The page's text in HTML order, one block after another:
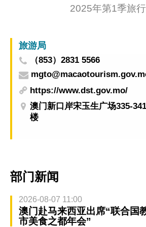
2025年第1季旅
旅游局
（853）2831 5566
https://www.dst.gov.mo/
澳门新口岸宋玉生广场335-
楼
部门新闻
2026-08-07 11:00
澳门赴马来西亚出席“联合国
市美食之都年会”